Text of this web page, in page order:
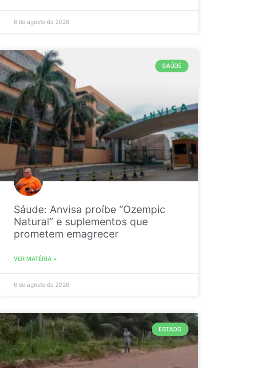
6 de agosto de 2026
SAÚDE
Sáude: Anvisa proíbe “Ozempic
Natural” e suplementos que
prometem emagrecer
VER MATÉRIA »
6 de agosto de 2026
ESTADO